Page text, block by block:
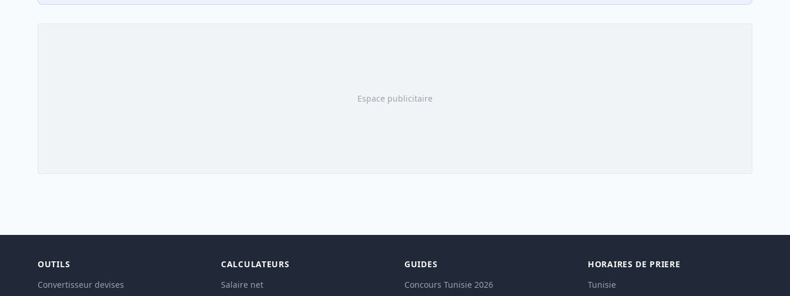
Espace publicitaire
OUTILS
Convertisseur devises
CALCULATEURS
Salaire net
GUIDES
Concours Tunisie 2026
HORAIRES DE PRIERE
Tunisie